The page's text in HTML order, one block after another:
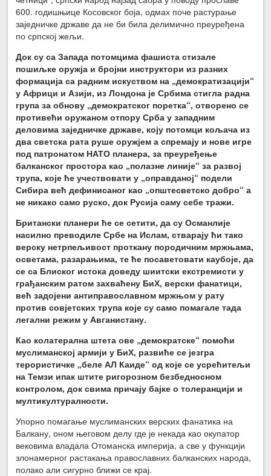
600. годишњице Косовског боја, одмах поче растурање
заједничке државе да не би била делимично преуређена
по српској жељи.
Док су са Запада потомцима фашиста стизале
пошиљке оружја и бројни инструктори из разних
формација са радним искуством на „демократизацији“
у Африци и Азији, из Лондона је Србима стигла радна
група за обнову „демократског поретка“, отворено се
противећи оружаном отпору Срба у западним
деловима заједничке државе, коју потомци кољача из
два светска рата руше оружјем а спремају и нове игре
под патронатом НАТО планера, за преуређење
балканског простора као „полазне линије“ за развој
трупа, које ће учествовати у „оправданој“ подели
Сибира већ дефинисаног као „општесветско добро“ а
не никако само руско, док Русија саму себе тражи.
Британски планери ће се сетити, да су Османлије
насилно преводиле Србе на Ислам, стварају ћи тако
верску нетрпељивост проткану породичним мржњама,
осветама, разарањима, те ће посаветовати каубоје, да
се са Блиског истока доведу шиитски екстремисти у
грађанским ратом захваћену БиХ, верски фанатици,
већ задојени антиправославном мржњом у рату
против совјетских трупа које су само помагале тада
легални режим у Авганистану.
Као колатерална штета ове „демократске“ помоћи
муслиманској армији у БиХ, развиће се језгра
терористичке „беле АЛ Каиде“ од које се усрећитељи
на Темзи ипак штите ригорозном безбедносном
контролом, док свима причају бајке о толеранцији и
мултикултуралности.
Упорно помагање муслиманских верских фанатика на
Балкану, оном његовом делу где је некада као окупатор
вековима владала Отоманска империја, а све у функцији
злонамерног растакања православних балканских народа,
полако али сигурно ближи се крај.